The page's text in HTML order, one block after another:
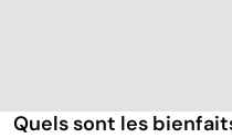
Quels sont les